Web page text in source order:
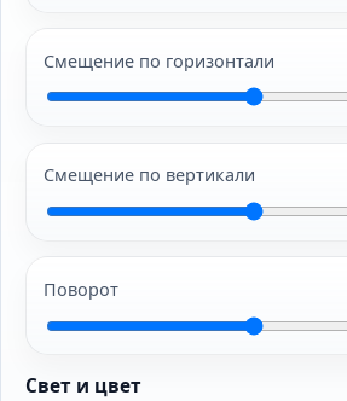
Смещение по горизонтали
Смещение по вертикали
Поворот
Свет и цвет